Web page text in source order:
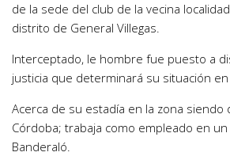
de la sede del club de la vecina
distrito de General Villegas.
Interceptado, le hombre fue puesto a
justicia que determinará su situación
Acerca de su estadía en la zona siendo
Córdoba; trabaja como empleado en
Banderaló.